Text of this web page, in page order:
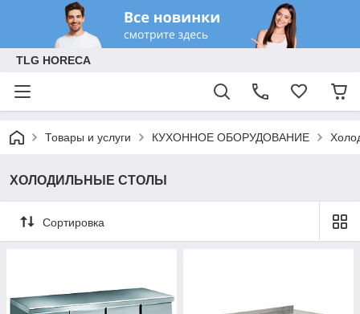
TLG HORECA
Товары и услуги КУХОННОЕ ОБОРУДОВАНИЕ
ХОЛОДИЛЬНЫЕ СТОЛЫ
Сортировка